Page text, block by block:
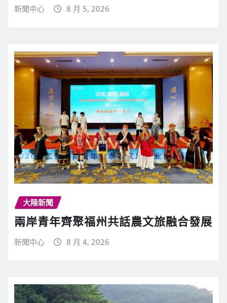
新聞中心 8 月 5, 2026
大陸新聞
兩岸青年齊聚福州共話農文旅融合發展
新聞中心 8 月 4, 2026